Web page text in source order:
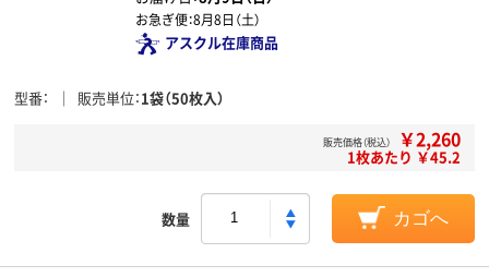
お急ぎ便：8月8日（土）
アスクル在庫商品
型番 販売単位 1袋（50枚入）
販売価格（税込） ￥2,260
1枚あたり ￥45.2
数量 カゴへ